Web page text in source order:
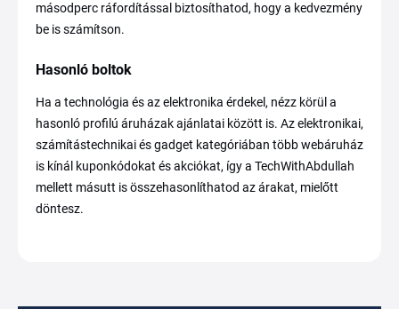
másodperc ráfordítással biztosíthatod, hogy a kedvezmény
be is számítson.
Hasonló boltok
Ha a technológia és az elektronika érdekel, nézz körül a
hasonló profilú áruházak ajánlatai között is. Az elektronikai,
számítástechnikai és gadget kategóriában több webáruház
is kínál kuponkódokat és akciókat, így a TechWithAbdullah
mellett másutt is összehasonlíthatod az árakat, mielőtt
döntesz.